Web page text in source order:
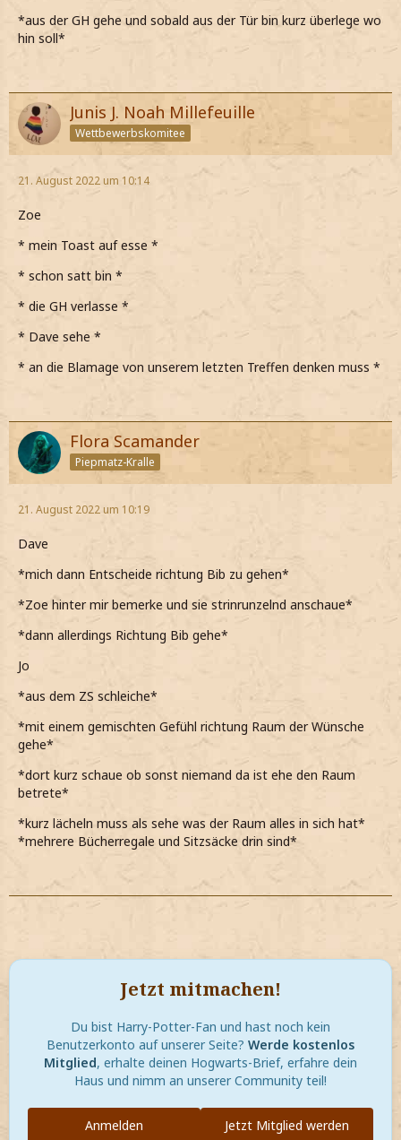
*aus der GH gehe und sobald aus der Tür bin kurz überlege wo
hin soll*
Junis J. Noah Millefeuille
Wettbewerbskomitee
21. August 2022 um 10:14
Zoe
* mein Toast auf esse *
* schon satt bin *
* die GH verlasse *
* Dave sehe *
* an die Blamage von unserem letzten Treffen denken muss *
Flora Scamander
Piepmatz-Kralle
21. August 2022 um 10:19
Dave
*mich dann Entscheide richtung Bib zu gehen*
*Zoe hinter mir bemerke und sie strinrunzelnd anschaue*
*dann allerdings Richtung Bib gehe*
Jo
*aus dem ZS schleiche*
*mit einem gemischten Gefühl richtung Raum der Wünsche
gehe*
*dort kurz schaue ob sonst niemand da ist ehe den Raum
betrete*
*kurz lächeln muss als sehe was der Raum alles in sich hat*
*mehrere Bücherregale und Sitzsäcke drin sind*
Jetzt mitmachen!
Du bist Harry-Potter-Fan und hast noch kein
Benutzerkonto auf unserer Seite? Werde kostenlos
Mitglied, erhalte deinen Hogwarts-Brief, erfahre dein
Haus und nimm an unserer Community teil!
Jetzt Mitglied werden
Anmelden